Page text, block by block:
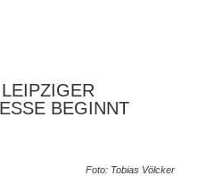
BEGINNT
Foto: Tobias Völcker